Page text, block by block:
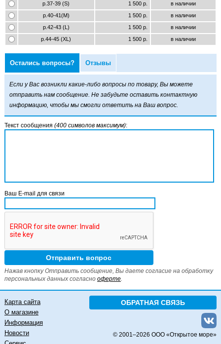
р.37-39 (S)
1 500 р.
в наличии
р.40-41(M)
1 500 р.
в наличии
р.42-43 (L)
1 500 р.
в наличии
р.44-45 (XL)
1 500 р. в наличии
Остались вопросы? Отзывы
Если у Вас возникли какие-либо вопросы по товару, Вы можете
отправить нам сообщение. Не забудьте оставить контактную
информацию, чтобы мы смогли ответить на Ваш вопрос.
Текст сообщения (400 символов максимум):
Ваш E-mail для связи
Нажав кнопку Отправить сообщение, Вы даете согласие на обработку
персональных данных согласно оферте.
ОБРАТНАЯ СВЯЗЬ
© 2001–2026 ООО «Открытое море»
Карта сайта
О магазине
Информация
Новости